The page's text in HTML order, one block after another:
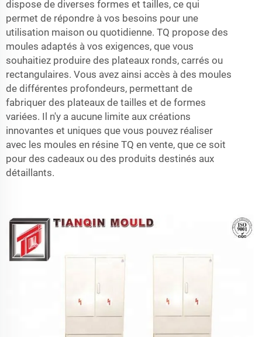
dispose de diverses formes et tailles, ce qui
permet de répondre à vos besoins pour une
utilisation maison ou quotidienne. TQ propose des
moules adaptés à vos exigences, que vous
souhaitiez produire des plateaux ronds, carrés ou
rectangulaires. Vous avez ainsi accès à des moules
de différentes profondeurs, permettant de
fabriquer des plateaux de tailles et de formes
variées. Il n'y a aucune limite aux créations
innovantes et uniques que vous pouvez réaliser
avec les moules en résine TQ en vente, que ce soit
pour des cadeaux ou des produits destinés aux
détaillants.